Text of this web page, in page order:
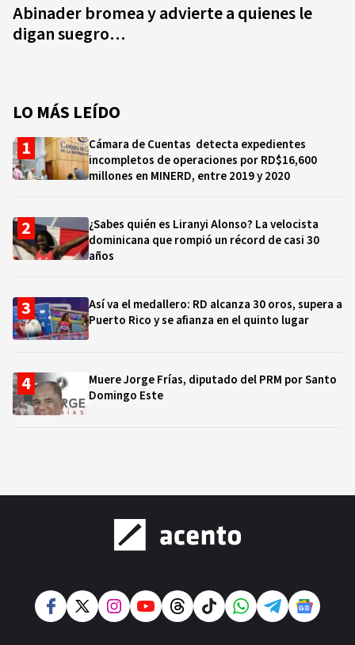
Abinader bromea y advierte a quienes le
digan suegro…
LO MÁS LEÍDO
Cámara de Cuentas detecta expedientes
incompletos de operaciones por RD$16,600
millones en MINERD, entre 2019 y 2020
¿Sabes quién es Liranyi Alonso? La velocista
dominicana que rompió un récord de casi 30
años
Así va el medallero: RD alcanza 30 oros, supera a
Puerto Rico y se afianza en el quinto lugar
Muere Jorge Frías, diputado del PRM por Santo
Domingo Este